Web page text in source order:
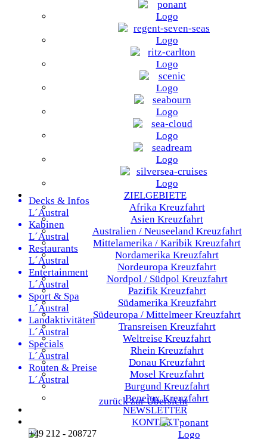
ZIELGEBIETE
Afrika Kreuzfahrt
Asien Kreuzfahrt
Australien / Neuseeland Kreuzfahrt
Mittelamerika / Karibik Kreuzfahrt
Nordamerika Kreuzfahrt
Nordeuropa Kreuzfahrt
Nordpol / Südpol Kreuzfahrt
Pazifik Kreuzfahrt
Südamerika Kreuzfahrt
Südeuropa / Mittelmeer Kreuzfahrt
Transreisen Kreuzfahrt
Weltreise Kreuzfahrt
Rhein Kreuzfahrt
Donau Kreuzfahrt
Mosel Kreuzfahrt
Burgund Kreuzfahrt
BeneluxKreuzfahrt
NEWSLETTER
KONTAKT
+49 212 - 208727
Decks & Infos
L´Austral
Kabinen
L´Austral
Restaurants
L´Austral
Entertainment
L´Austral
Sport & Spa
L´Austral
Landaktivitäten
L´Austral
Specials
L´Austral
Routen & Preise
L´Austral
zurück zur Übersicht